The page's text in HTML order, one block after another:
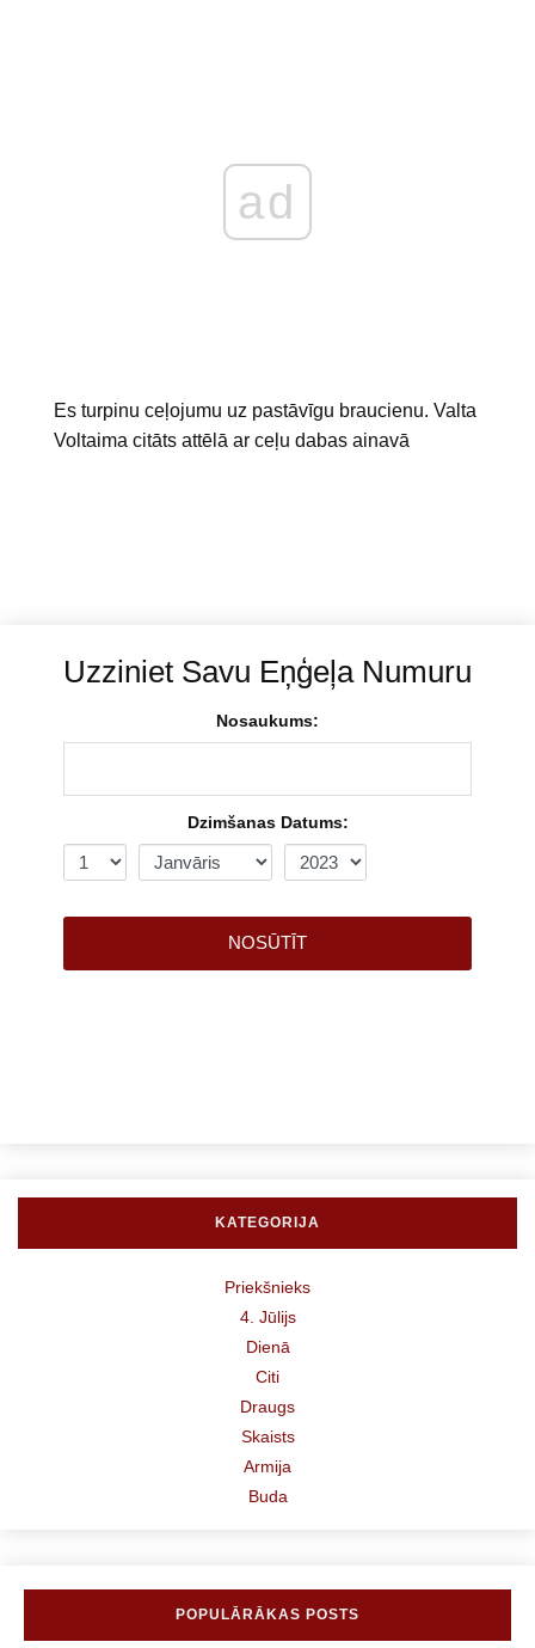
ad
Es turpinu ceļojumu uz pastāvīgu braucienu. Valta
Voltaima citāts attēlā ar ceļu dabas ainavā
Uzziniet Savu Eņģeļa Numuru
Nosaukums:
Dzimšanas Datums:
NOSŪTĪT
KATEGORIJA
Priekšnieks
4. Jūlijs
Dienā
Citi
Draugs
Skaists
Armija
Buda
POPULĀRĀKAS POSTS